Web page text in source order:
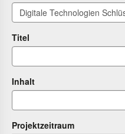
Titel
Inhalt
Projektzeitraum